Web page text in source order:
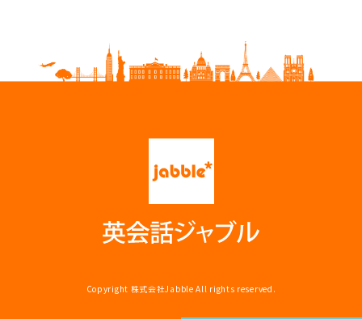
Copyright 株式会社Jabble All rights reserved.